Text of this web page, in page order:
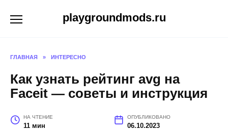
playgroundmods.ru
ГЛАВНАЯ » ИНТЕРЕСНО
Как узнать рейтинг avg на
Faceit — советы и инструкция
НА ЧТЕНИЕ
11 мин
ОПУБЛИКОВАНО
06.10.2023